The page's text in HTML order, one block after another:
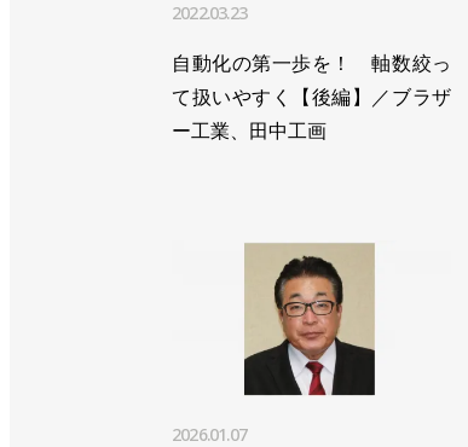
2022.03.23
自動化の第一歩を！ 軸数絞っ
て扱いやすく【後編】／ブラザ
ー工業、田中工画
2026.01.07